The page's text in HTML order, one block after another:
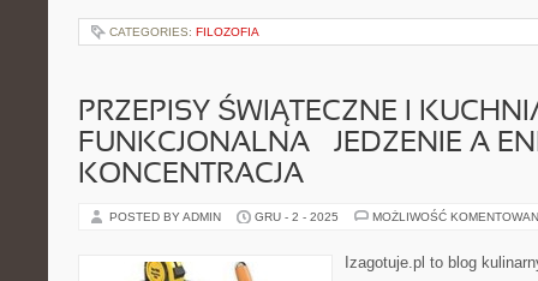
CATEGORIES: FILOZOFIA
PRZEPISY ŚWIĄTECZNE I
FUNKCJONALNA – JEDZENIE A
KONCENTRACJA
POSTED BY ADMIN GRU - 2 - 2025 MOŻLIWOŚĆ
Izagotuje.pl to blog